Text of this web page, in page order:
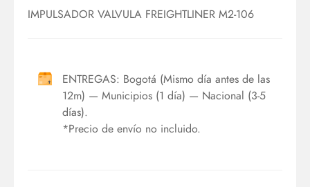
IMPULSADOR VALVULA FREIGHTLINER M2-106
ENTREGAS: Bogotá (Mismo día antes de las
12m) — Municipios (1 día) — Nacional (3-5
días).
*Precio de envío no incluido.